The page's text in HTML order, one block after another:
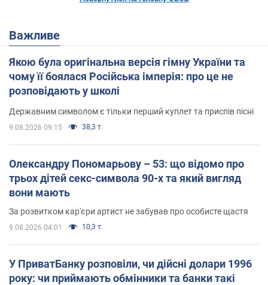
Важливе
Якою була оригінальна версія гімну України та
чому її боялася Російська імперія: про це не
розповідають у школі
Державним символом є тільки перший куплет та приспів пісні
9.08.2026 09:15 38,3 т.
Олександру Пономарьову – 53: що відомо про
трьох дітей секс-символа 90-х та який вигляд
вони мають
За розвитком кар'єри артист не забував про особисте щастя
9.08.2026 04:01 10,3 т.
У ПриватБанку розповіли, чи дійсні долари 1996
року: чи приймають обмінники та банки такі